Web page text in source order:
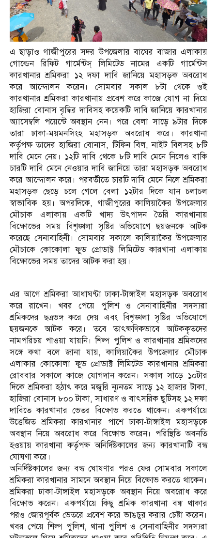
এ ছাড়াও গাজীপুরের সদর উপজেলার বাঘের বাজার এলাকায়
গোল্ডেন রিফিট গার্মেন্টস্ লিমিটেড নামের একটি গার্মেন্টস
কারখানার শ্রমিকরা ১২ দফা দাবি জানিয়ে মহাসড়ক অবরোধ
করে আন্দোলন করেন। সোমবার সকাল ৮টা থেকে ওই
কারখানার শ্রমিকরা কারখানায় প্রবেশ করে কাজে যোগ না দিয়ে
হাজিরা বোনাস বৃদ্ধির দাবিসহ কয়েকটি দাবি জানিয়ে কারখানার
অ্যাসেম্বলি পয়েন্টে অবস্থান নেন। পরে বেলা সাড়ে ৯টার দিকে
তারা ঢাকা-ময়মনসিংহ মহাসড়ক অবরোধ করে। কারখানা
কর্তৃপক্ষ তাদের হাজিরা বোনাস, টিফিন বিল, নাইট বিলসহ ৮টি
দাবি মেনে নেয়। ১২টি দাবি থেকে ৮টি দাবি মেনে নিলেও বাকি
চারটি দাবি মেনে নেওয়ার দাবি জানিয়ে তারা মহাসড়ক অবরোধ
করে আন্দোলন করে। পরবর্তীতে চারটি দাবি মেনে নিলে শ্রমিকরা
মহাসড়ক ছেড়ে চলে গেলে বেলা ১২টার দিকে যান চলাচল
স্বাভাবিক হয়। অপরদিকে, গাজীপুরের কালিয়াকৈর উপজেলার
মৌচাক এলাকায় একটি খাদ্য উৎপাদন তৈরি কারখানায়
বিক্ষোভের সময় বিশৃঙ্খলা সৃষ্টির অভিযোগে ছয়জনকে আটক
করেছে সেনাবাহিনী। সোমবার সকালে কালিয়াকৈর উপজেলার
মৌচাকে কোকোলা ফুড প্রোডাক্ট লিমিটেড কারখানা এলাকায়
বিক্ষোভের সময় তাদের আটক করা হয়।
এর আগে শ্রমিকরা আধাঘণ্টা ঢাকা-টাঙ্গাইল মহাসড়ক অবরোধ
করে রাখেন। খবর পেয়ে পুলিশ ও সেনাবাহিনীর সদস্যরা
শ্রমিকদের ছত্রভঙ্গ করে দেয় এবং বিশৃঙ্খলা সৃষ্টির অভিযোগে
ছয়জনকে আটক করে। তবে তাৎক্ষণিকভাবে আটককৃতদের
নামপরিচয় পাওয়া যায়নি। শিল্প পুলিশ ও কারখানার শ্রমিকদের
সঙ্গে কথা বলে জানা যায়, কালিয়াকৈর উপজেলার মৌচাক
এলাকার কোকোলা ফুড প্রোডাক্ট লিমিটেড কারখানার শ্রমিকরা
রোববার সকালে কাজে যোগদান করেন। সকাল সাড়ে ১০টার
দিকে শ্রমিকরা হঠাৎ করে মজুরি ন্যূনতম সাড়ে ১২ হাজার টাকা,
হাজিরা বোনাস ৮০০ টাকা, সাধারণ ও বাৎসরিক ছুটিসহ ১২ দফা
দাবিতে কারখানার ভেতর বিক্ষোভ করতে থাকেন। একপর্যায়ে
উত্তেজিত শ্রমিকরা কারখানার পাশে ঢাকা-টাঙ্গাইল মহাসড়কে
অবস্থান নিয়ে অবরোধ করে বিক্ষোভ করেন। পরিস্থিতি অবনতি
হওয়ায় কারখানা কর্তৃপক্ষ অনির্দিষ্টকালের জন্য কারখানাটি বন্ধ
ঘোষণা করে।
অনির্দিষ্টকালের জন্য বন্ধ ঘোষণার পরও ফের সোমবার সকালে
শ্রমিকরা কারখানার সামনে অবস্থান নিয়ে বিক্ষোভ করতে থাকেন।
শ্রমিকরা ঢাকা-টাঙ্গাইল মহাসড়কে অবস্থান নিয়ে অবরোধ করে
বিক্ষোভ করেন। একপর্যায়ে কিছু শ্রমিক কারখানা বন্ধ থাকার
পরও জোরপূর্বক ভেতরে প্রবেশ করে ভাঙচুর করার চেষ্টা করেন।
খবর পেয়ে শিল্প পুলিশ, থানা পুলিশ ও সেনাবাহিনীর সদস্যরা